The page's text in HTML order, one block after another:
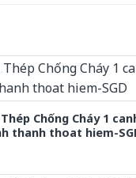
Chống Cháy 1
thanh thoat hiem-